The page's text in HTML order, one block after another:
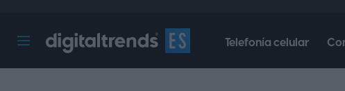
Telefonía celular